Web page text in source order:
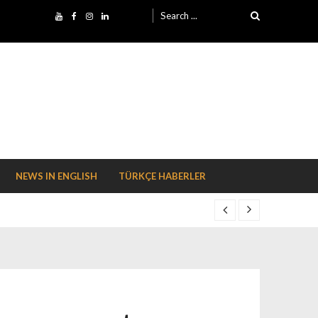
Search for:
NEWS IN ENGLISH TÜRKÇE HABERLER